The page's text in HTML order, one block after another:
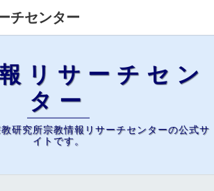
チセンター
リサーチセン
ター
研究所宗教情報リサーチセンターの公式サ
イトです。